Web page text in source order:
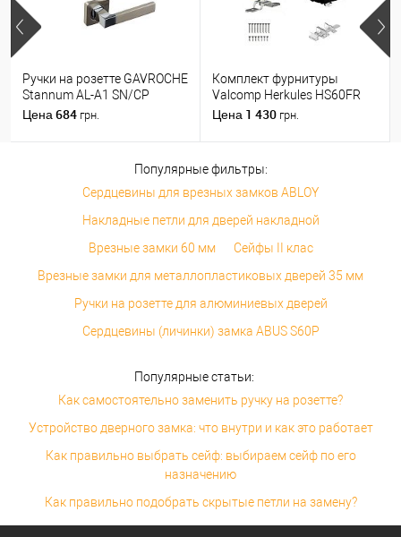
Ручки на розетте GAVROCHE
Stannum AL-A1 SN/CP
никель/хром
Цена 684 грн.
Комплект фурнитуры
Valcomp Herkules HS60FR
для 1 деревянного полотна
Цена 1 430 грн.
Популярные фильтры:
Сердцевины для врезных замков ABLOY
Накладные петли для дверей накладной
Врезные замки 60 мм
Сейфы II клас
Врезные замки для металлопластиковых дверей 35 мм
Ручки на розетте для алюминиевых дверей
Сердцевины (личинки) замка ABUS S60P
Популярные статьи:
Как самостоятельно заменить ручку на розетте?
Устройство дверного замка: что внутри и как это работает
Как правильно выбрать сейф: выбираем сейф по его
назначению
Как правильно подобрать скрытые петли на замену?